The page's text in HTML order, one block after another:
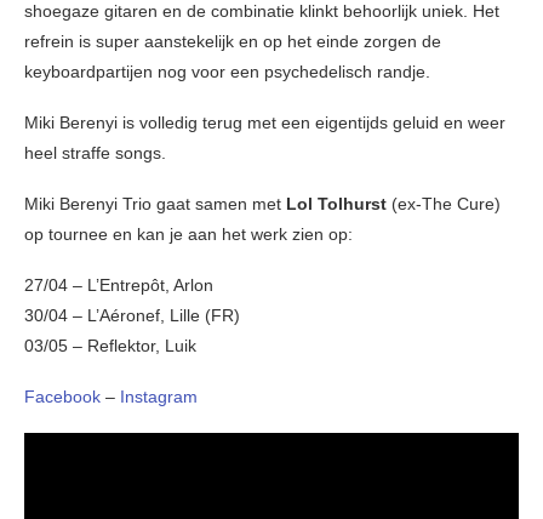
shoegaze gitaren en de combinatie klinkt behoorlijk uniek. Het
refrein is super aanstekelijk en op het einde zorgen de
keyboardpartijen nog voor een psychedelisch randje.
Miki Berenyi is volledig terug met een eigentijds geluid en weer
heel straffe songs.
Miki Berenyi Trio gaat samen met Lol Tolhurst (ex-The Cure)
op tournee en kan je aan het werk zien op:
27/04 – L’Entrepôt, Arlon
30/04 – L’Aéronef, Lille (FR)
03/05 – Reflektor, Luik
Facebook – Instagram